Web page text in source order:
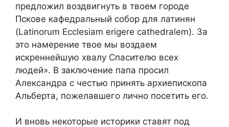
предложил воздвигнуть в твоем городе
Пскове кафедральный собор для латинян
(Latinorum Ecclesiam erigere cathedralem). За
это намерение твое мы воздаем
искреннейшую хвалу Спасителю всех
людей». В заключение папа просил
Александра с честью принять архиепископа
Альберта, пожелавшего лично посетить его.
И вновь некоторые историки ставят под